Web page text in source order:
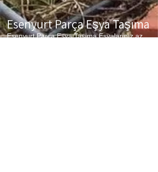
Esenyurt Parça Eşya Taşıma
Esenyurt Parça Eşya Taşıma Eşyalarınız az